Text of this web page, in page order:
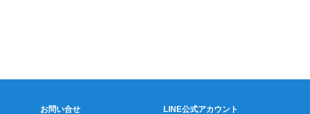
お問い合せ LINE公式アカウント